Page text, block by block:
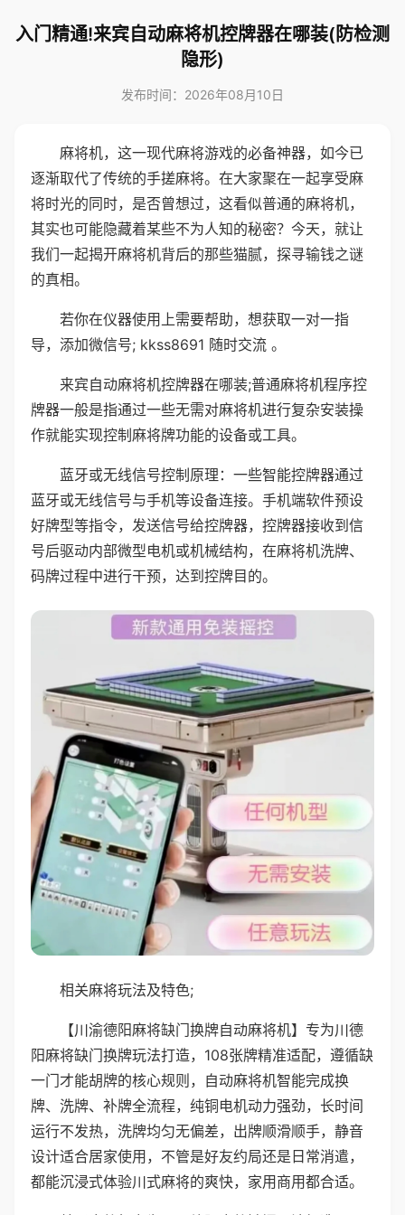
入门精通!来宾自动麻将机控牌器在哪装(防检测
隐形)
发布时间：2026年08月10日
麻将机，这一现代麻将游戏的必备神器，如今已
逐渐取代了传统的手搓麻将。在大家聚在一起享受麻
将时光的同时，是否曾想过，这看似普通的麻将机，
其实也可能隐藏着某些不为人知的秘密？今天，就让
我们一起揭开麻将机背后的那些猫腻，探寻输钱之谜
的真相。
若你在仪器使用上需要帮助，想获取一对一指
导，添加微信号; kkss8691 随时交流 。
来宾自动麻将机控牌器在哪装;普通麻将机程序控
牌器一般是指通过一些无需对麻将机进行复杂安装操
作就能实现控制麻将牌功能的设备或工具。
蓝牙或无线信号控制原理：一些智能控牌器通过
蓝牙或无线信号与手机等设备连接。手机端软件预设
好牌型等指令，发送信号给控牌器，控牌器接收到信
号后驱动内部微型电机或机械结构，在麻将机洗牌、
码牌过程中进行干预，达到控牌目的。
相关麻将玩法及特色;
【川渝德阳麻将缺门换牌自动麻将机】专为川德
阳麻将缺门换牌玩法打造，108张牌精准适配，遵循缺
一门才能胡牌的核心规则，自动麻将机智能完成换
牌、洗牌、补牌全流程，纯铜电机动力强劲，长时间
运行不发热，洗牌均匀无偏差，出牌顺滑顺手，静音
设计适合居家使用，不管是好友约局还是日常消遣，
都能沉浸式体验川式麻将的爽快，家用商用都合适。